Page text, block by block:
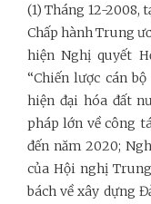
(1) Tháng 12-2008,
Chấp hành Trung
hiện Nghị quyết
“Chiến lược cán
hiện đại hóa đất
pháp lớn về công
đến năm 2020;
của Hội nghị
bách về xây dựng